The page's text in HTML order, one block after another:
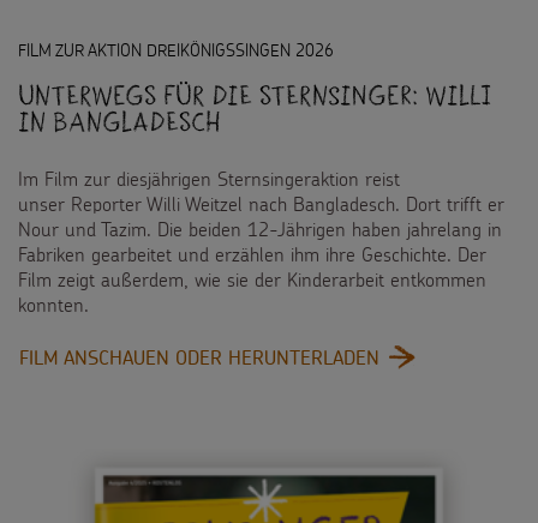
FILM ZUR AKTION DREIKÖNIGSSINGEN 2026
Unterwegs für die Sternsinger: Willi
in Bangladesch
Im Film zur diesjährigen Sternsingeraktion reist
unser Reporter Willi Weitzel nach Bangladesch. Dort trifft er
Nour und Tazim. Die beiden 12-Jährigen haben jahrelang in
Fabriken gearbeitet und erzählen ihm ihre Geschichte. Der
Film zeigt außerdem, wie sie der Kinderarbeit entkommen
konnten.
FILM ANSCHAUEN ODER HERUNTERLADEN